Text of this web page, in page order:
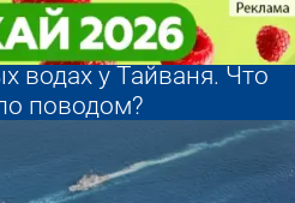
о начале
операции в
водах у Тайваня. Что
поводом?
о начале
операции в
водах у Тайваня. Что
поводом?и